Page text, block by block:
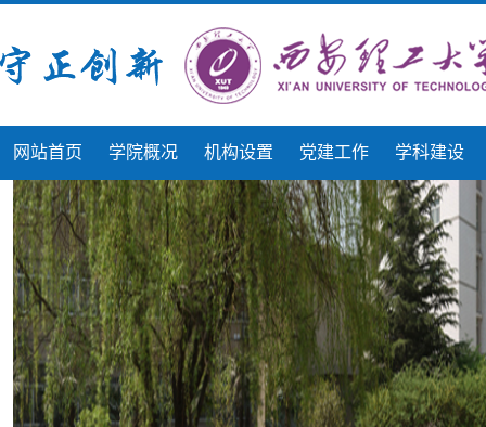
网站首页 学院概况 机构设置 党建工作 学科建设